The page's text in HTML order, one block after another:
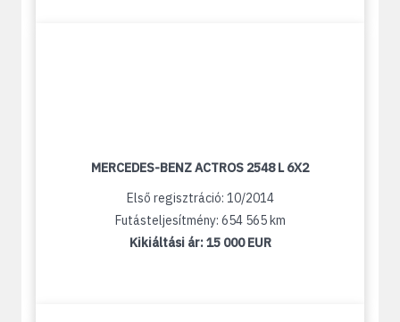
MERCEDES-BENZ ACTROS 2548 L 6X2
Első regisztráció: 10/2014
Futásteljesítmény: 654 565 km
Kikiáltási ár:15 000 EUR